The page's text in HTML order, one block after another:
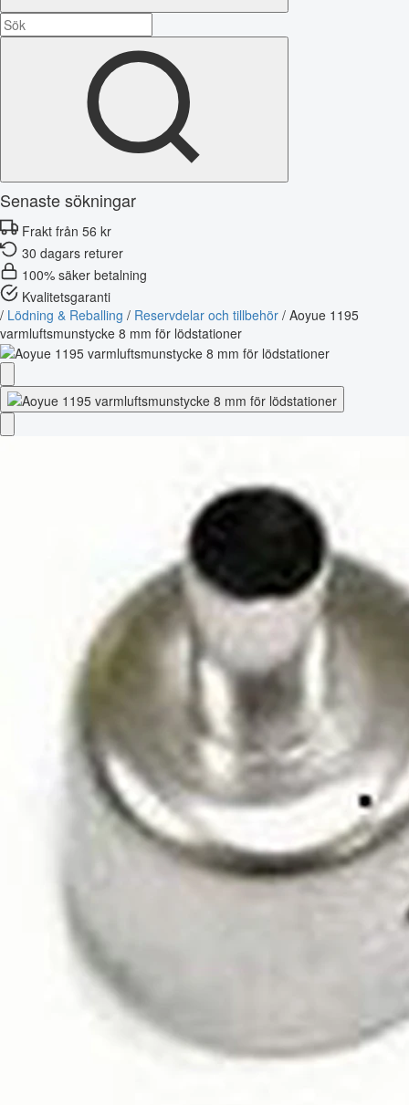
Senaste sökningar
Frakt från 56 kr
30 dagars returer
100% säker betalning
Kvalitetsgaranti
/ Lödning & Reballing / Reservdelar och tillbehör / Aoyue 1195
varmluftsmunstycke 8 mm för lödstationer